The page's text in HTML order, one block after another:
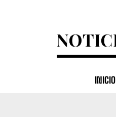
INICIO